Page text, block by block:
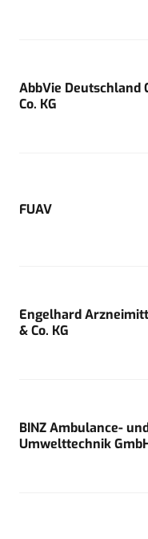
AbbVie Deutschland
Co. KG
FUAV
Engelhard
& Co. KG
BINZ Ambulance-
Umwelttechnik